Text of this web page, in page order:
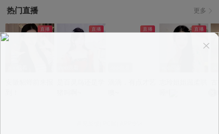
热门直播 更多